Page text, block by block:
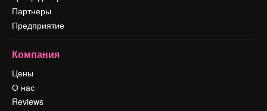
Партнеры
Предприятие
Компания
Цены
О нас
Reviews